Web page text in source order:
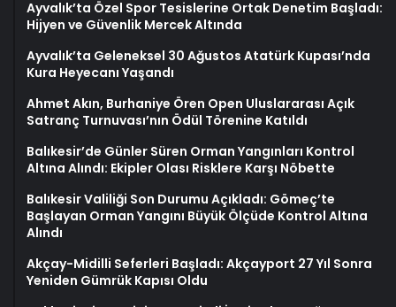
Ayvalık’ta Özel Spor Tesislerine Ortak Denetim Başladı:
Hijyen ve Güvenlik Mercek Altında
Ayvalık’ta Geleneksel 30 Ağustos Atatürk Kupası’nda
Kura Heyecanı Yaşandı
Ahmet Akın, Burhaniye Ören Open Uluslararası Açık
Satranç Turnuvası’nın Ödül Törenine Katıldı
Balıkesir’de Günler Süren Orman Yangınları Kontrol
Altına Alındı: Ekipler Olası Risklere Karşı Nöbette
Balıkesir Valiliği Son Durumu Açıkladı: Gömeç’te
Başlayan Orman Yangını Büyük Ölçüde Kontrol Altına
Alındı
Akçay-Midilli Seferleri Başladı: Akçayport 27 Yıl Sonra
Yeniden Gümrük Kapısı Oldu